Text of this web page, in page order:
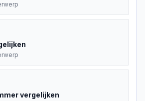
vergelijken